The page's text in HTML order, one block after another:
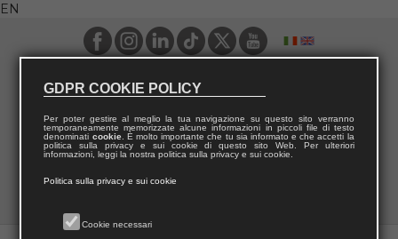
EN
GDPR COOKIE POLICY
Per poter gestire al meglio la tua navigazione su questo sito verranno
temporaneamente memorizzate alcune informazioni in piccoli file di testo
denominati cookie. È molto importante che tu sia informato e che accetti la
politica sulla privacy e sui cookie di questo sito Web. Per ulteriori
informazioni, leggi la nostra politica sulla privacy e sui cookie.
Politica sulla privacy e sui cookie
Cookie necessari